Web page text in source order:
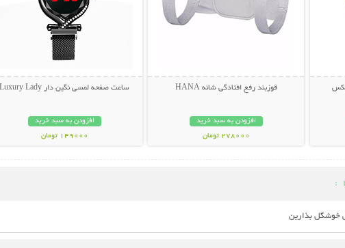
قوزبند رفع افتادگی شانه HANA
افزودن به سبد خرید
278000 تومان
ساعت صفحه لمسی نگین دار Luxury Lady
افزودن به سبد خرید
149000 تومان
:
خوشگل بذارین